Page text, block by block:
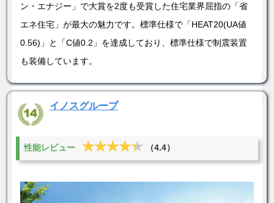
ン・エナジー」で大賞を2度も受賞した住宅業界屈指の「省
エネ住宅」が最大の魅力です。標準仕様で「HEAT20(UA値
0.56)」と「C値0.2」を達成しており、標準仕様で制震装置
も装備しています。
イノスグループ
性能レビュー ★★★★★
★★★★★ （4.4）